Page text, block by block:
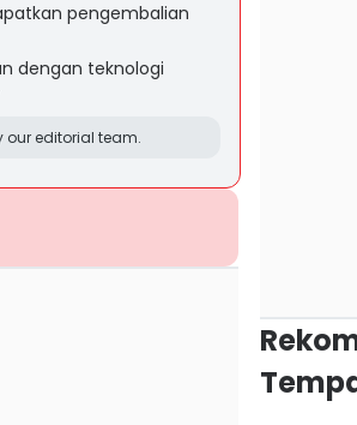
pengembalian
dengan teknologi
our editorial team.